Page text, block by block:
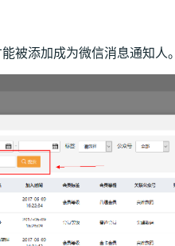
被添加成为微信消息通知人。